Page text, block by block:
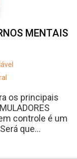
MENTAIS
os principais
controle é um
que...